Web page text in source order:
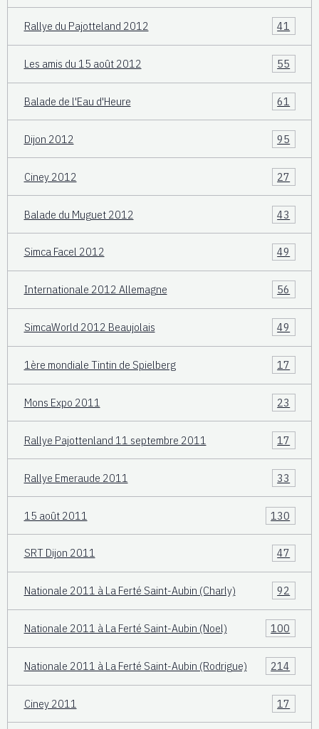
Rallye du Pajotteland 2012 41
Les amis du 15 août 2012 55
Balade de l'Eau d'Heure 61
Dijon 2012 95
Ciney 2012 27
Balade du Muguet 2012 43
Simca Facel 2012 49
Internationale 2012 Allemagne 56
SimcaWorld 2012 Beaujolais 49
1ère mondiale Tintin de Spielberg 17
Mons Expo 2011 23
Rallye Pajottenland 11 septembre 2011 17
Rallye Emeraude 2011 33
15 août 2011 130
SRT Dijon 2011 47
Nationale 2011 à La Ferté Saint-Aubin (Charly) 92
Nationale 2011 à La Ferté Saint-Aubin (Noel) 100
Nationale 2011 à La Ferté Saint-Aubin (Rodrigue) 214
Ciney 2011 17